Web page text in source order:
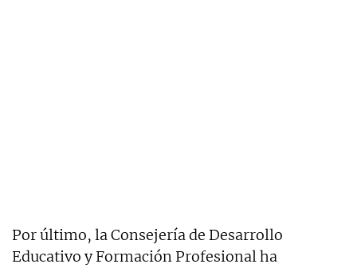
Por último, la Consejería de Desarrollo
Educativo y Formación Profesional ha